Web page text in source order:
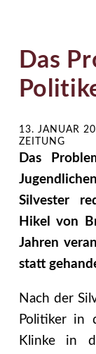
Das
13. JANUAR
ZEITUNG
Das
Silvester
Hikel von
Jahren
statt
Nach der
Politiker in
Klinke in